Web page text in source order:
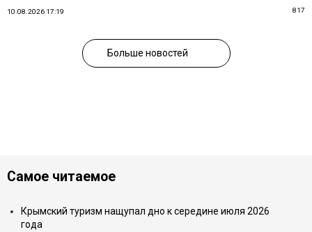
10.08.2026 17:19 817
Больше новостей
Самое читаемое
Крымский туризм нащупал дно к середине июля 2026
года